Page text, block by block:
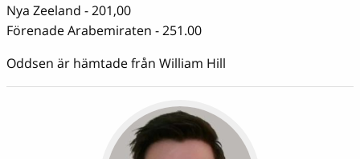
Nya Zeeland - 201,00
Förenade Arabemiraten - 251.00
Oddsen är hämtade från William Hill